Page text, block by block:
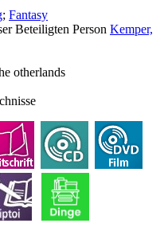
; Fantasy
Beteiligten Person Kemper,
otherlands